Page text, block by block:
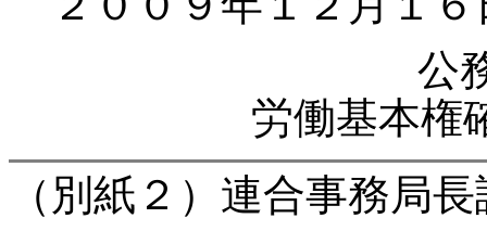
公
労働基本権
（別紙２）連合事務局